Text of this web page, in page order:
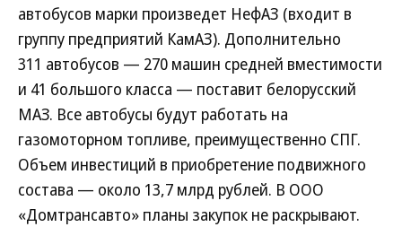
автобусов марки произведет НефАЗ (входит в
группу предприятий КамАЗ). Дополнительно
311 автобусов — 270 машин средней вместимости
и 41 большого класса — поставит белорусский
МАЗ. Все автобусы будут работать на
газомоторном топливе, преимущественно СПГ.
Объем инвестиций в приобретение подвижного
состава — около 13,7 млрд рублей. В ООО
«Домтрансавто» планы закупок не раскрывают.